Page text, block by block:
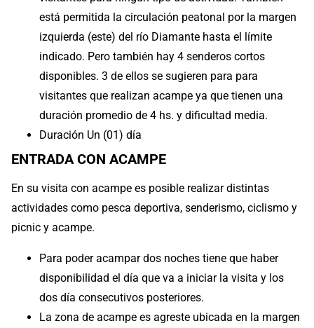
está permitida la circulación peatonal por la margen
izquierda (este) del río Diamante hasta el límite
indicado. Pero también hay 4 senderos cortos
disponibles. 3 de ellos se sugieren para para
visitantes que realizan acampe ya que tienen una
duración promedio de 4 hs. y dificultad media.
Duración Un (01) día
ENTRADA CON ACAMPE
En su visita con acampe es posible realizar distintas
actividades como pesca deportiva, senderismo, ciclismo y
picnic y acampe.
Para poder acampar dos noches tiene que haber
disponibilidad el día que va a iniciar la visita y los
dos día consecutivos posteriores.
La zona de acampe es agreste ubicada en la margen